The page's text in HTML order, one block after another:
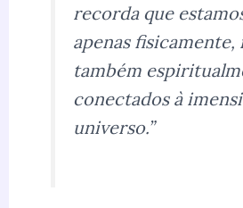
recorda que
apenas fisicamente,
também
conectados à
universo.”